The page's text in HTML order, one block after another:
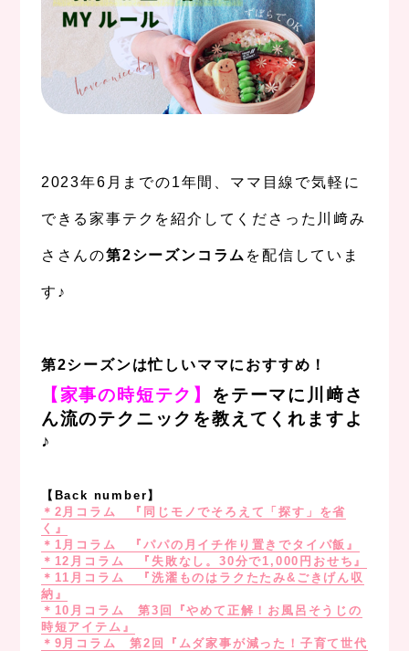
2023年6月までの1年間、ママ目線で気軽に
できる家事テクを紹介してくださった川﨑み
ささんの第2シーズンコラム を配信していま
す♪
第2シーズンは忙しいママにおすすめ！
【家事の時短テク】 をテーマに川﨑さ
ん流のテクニックを教えてくれますよ
♪
【Back number】
＊2月コラム 『同じモノでそろえて「探す」を省
く』
＊1月コラム 『パパの月イチ作り置きでタイパ飯』
＊12月コラム 『失敗なし。30分で1,000円おせち』
＊11月コラム 『洗濯ものはラクたたみ&ごきげん収
納』
＊10月コラム 第3回『やめて正解！お風呂そうじの
時短アイテム』
＊9月コラム 第2回『ムダ家事が減った！子育て世代